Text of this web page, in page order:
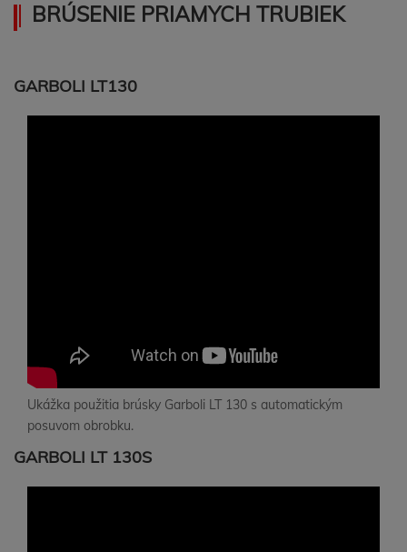
BRÚSENIE PRIAMYCH TRUBIEK
GARBOLI LT130
Ukážka použitia brúsky Garboli LT 130 s automatickým
posuvom obrobku.
GARBOLI LT 130S